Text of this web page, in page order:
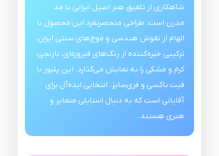
شاهکاری از تلفیق هنر اصیل ایرانی با مد
مدرن است. طراحی منحصربفرد این محصول با
الهام از نقوش هندسی و موج‌های سنتی ایران،
ترکیبی خیره‌کننده از رنگ‌های فیروزه‌ای، نارنجی،
کرم و مشکی را به نمایش می‌گذارد. این پلیور با
فیت باکسی و فری‌سایز، انتخابی ایده‌آل برای
آقایانی است که به دنبال استایلی متمایز و
هنری هستند.